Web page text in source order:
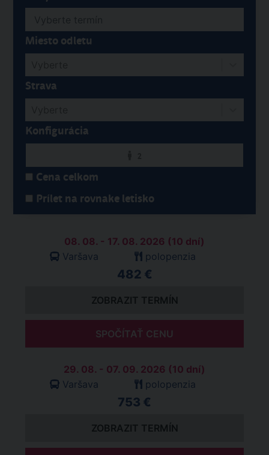
Miesto odletu
Strava
Konfigurácia
Cena celkom
Prílet na rovnake letisko
08. 08. - 17. 08. 2026 (10 dní)
Varšava
polopenzia
482 €
ZOBRAZIT TERMÍN
SPOČÍTAŤ CENU
29. 08. - 07. 09. 2026 (10 dní)
Varšava
polopenzia
753 €
ZOBRAZIT TERMÍN